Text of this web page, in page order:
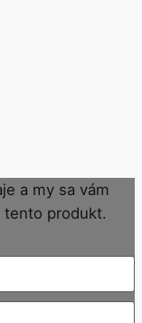
a my sa vám
tento produkt.